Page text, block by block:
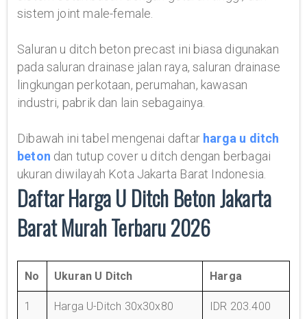
sistem joint male-female.
Saluran u ditch beton precast ini biasa digunakan
pada saluran drainase jalan raya, saluran drainase
lingkungan perkotaan, perumahan, kawasan
industri, pabrik dan lain sebagainya.
Dibawah ini tabel mengenai daftar harga u ditch
beton dan tutup cover u ditch dengan berbagai
ukuran diwilayah Kota Jakarta Barat Indonesia.
Daftar Harga U Ditch Beton Jakarta
Barat Murah Terbaru 2026
No Ukuran U Ditch Harga
1 Harga U-Ditch 30x30x80 IDR 203.400